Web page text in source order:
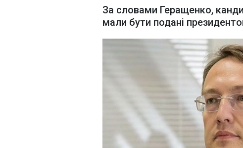
За словами Геращенко,
мали бути подані